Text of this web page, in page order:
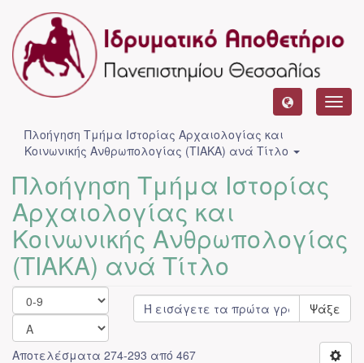
Πλοήγηση Τμήμα Ιστορίας Αρχαιολογίας και
Κοινωνικής Ανθρωπολογίας (ΤΙΑΚΑ) ανά Τίτλο
Πλοήγηση Τμήμα Ιστορίας
Αρχαιολογίας και
Κοινωνικής Ανθρωπολογίας
(ΤΙΑΚΑ) ανά Τίτλο
Ψάξε
Αποτελέσματα 274-293 από 467